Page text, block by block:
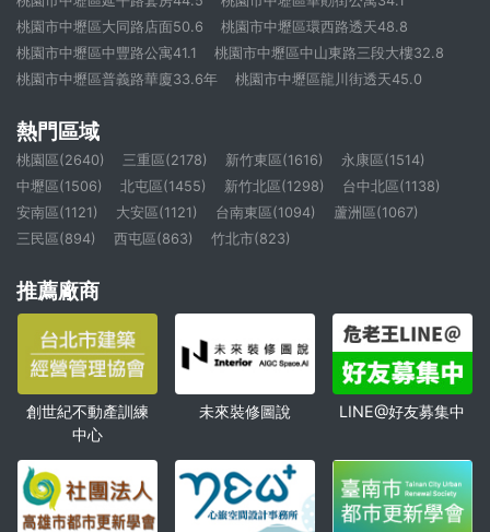
桃園市中壢區大同路店面50.6
桃園市中壢區環西路透天48.8
桃園市中壢區中豐路公寓41.1
桃園市中壢區中山東路三段大樓32.8
桃園市中壢區普義路華廈33.6年
桃園市中壢區龍川街透天45.0
熱門區域
桃園區(2640) 三重區(2178) 新竹東區(1616)
永康區(1514)
中壢區(1506)
北屯區(1455) 新竹北區(1298)
台中北區(1138)
安南區(1121)
大安區(1121) 台南東區(1094)
蘆洲區(1067)
三民區(894)
西屯區(863) 竹北市(823)
推薦廠商
創世紀不動產訓練
中心
未來裝修圖說 LINE@好友募集中